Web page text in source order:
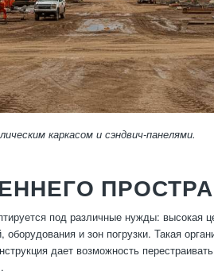
каркасом и сэндвич-панелями.
под различные нужды: высокая
и зон погрузки. Такая
дает возможность